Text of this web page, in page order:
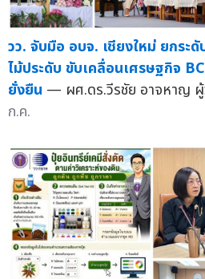
วว. จับมือ อบจ. เชียงใหม่ ยกระ
ไม้ประดับ ขับเคลื่อนเศรษฐกิจ
ยั่งยืน — ผศ.ดร.วีรชัย อาจหาญ ผู้
ก.ค.